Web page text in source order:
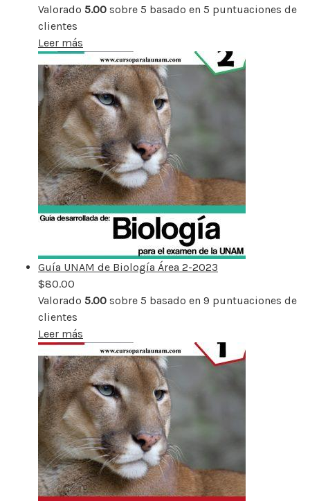
Valorado 5.00 sobre 5 basado en 5 puntuaciones de
clientes
Leer más
Guía UNAM de Biología Área 2-2023
$80.00
Valorado 5.00 sobre 5 basado en 9 puntuaciones de
clientes
Leer más